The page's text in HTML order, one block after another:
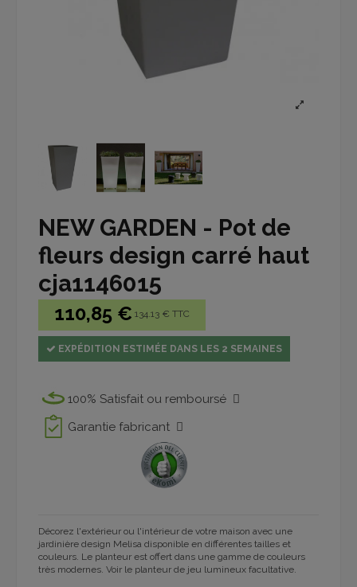
NEW GARDEN - Pot de
fleurs design carré haut
cja1146015
110,85 € 134.13 € TTC
EXPÉDITION ESTIMÉE DANS LES 2 SEMAINES
100% Satisfait ou remboursé
Garantie fabricant
Décorez l'extérieur ou l'intérieur de votre maison avec une
jardinière design Melisa disponible en différentes tailles et
couleurs. Le planteur est offert dans une gamme de couleurs
très modernes. Voir le planteur de jeu lumineux facultative.